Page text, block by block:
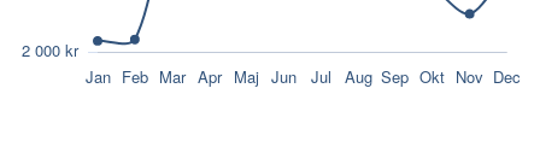
Tel Aviv